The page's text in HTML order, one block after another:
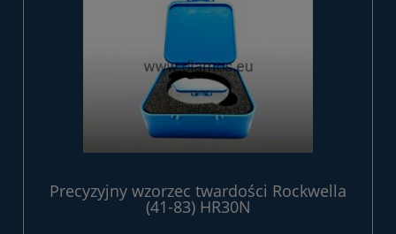
Precyzyjny wzorzec twardości Rockwella
(41-83) HR30N